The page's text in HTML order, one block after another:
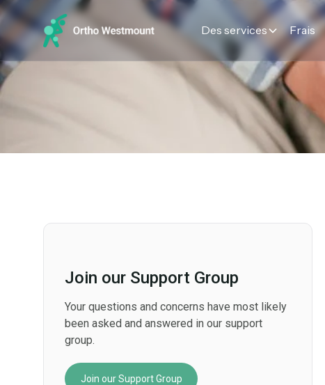
Des services Frais
Join our Support Group
Your questions and concerns have most likely
been asked and answered in our support
group.
Join our Support Group